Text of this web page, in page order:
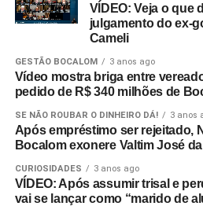
VÍDEO: Veja o que
julgamento do ex-
Cameli
GESTÃO BOCALOM 3 anos ago
Vídeo mostra briga entre
pedido de R$ 340 milhões de
SE NÃO ROUBAR O DINHEIRO DÁ! 3 anos
Após empréstimo ser rejeitado,
Bocalom exonere Valtim José
CURIOSIDADES 3 anos ago
VÍDEO: Após assumir trisal e
vai se lançar como “marido de